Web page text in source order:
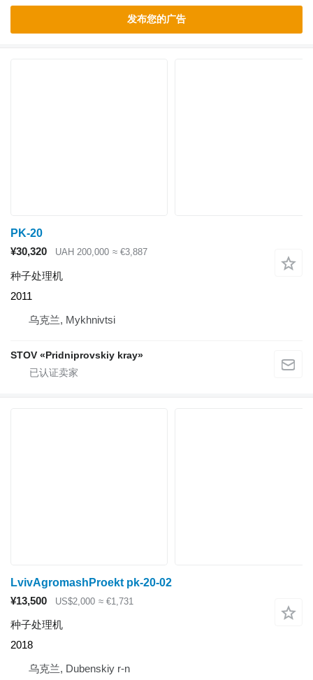
发布您的广告
PK-20
¥30,320
UAH 200,000 ≈ €3,887
种子处理机
2011
乌克兰, Mykhnivtsi
STOV «Pridniprovskiy kray»
LvivAgromashProekt pk-20-02
¥13,500
US$2,000 ≈ €1,731
种子处理机
2018
乌克兰, Dubenskiy r-n